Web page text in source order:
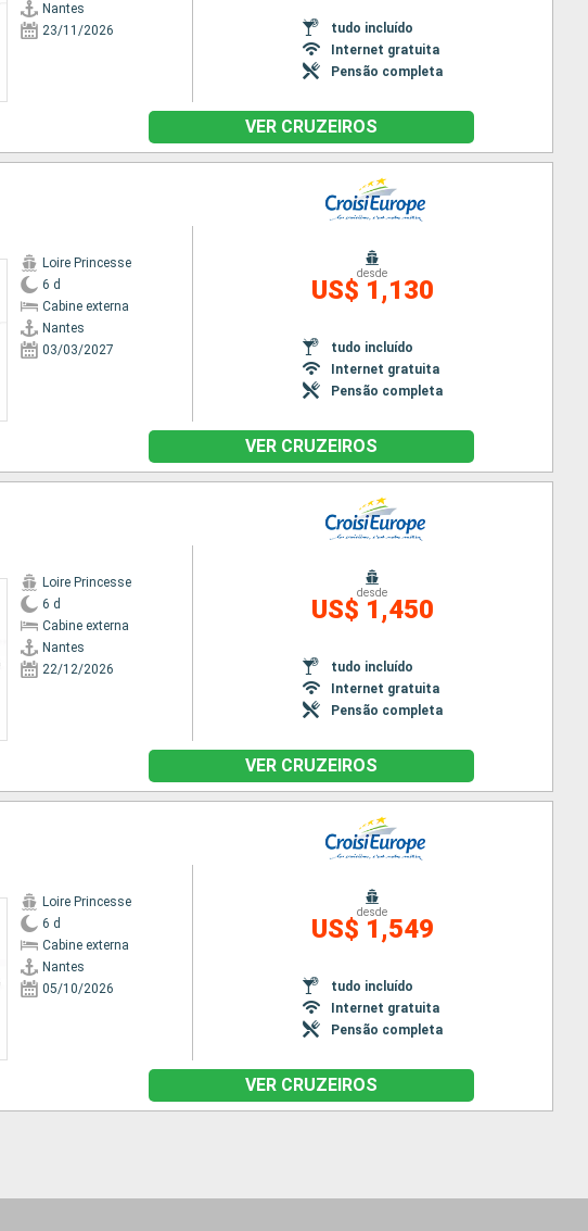
Nantes
23/11/2026
tudo incluído
Internet gratuita
Pensão completa
VER CRUZEIROS
Loire Princesse
6 d
Cabine externa
Nantes
03/03/2027
desde
US$ 1,130
tudo incluído
Internet gratuita
Pensão completa
VER CRUZEIROS
Loire Princesse
6 d
Cabine externa
Nantes
22/12/2026
desde
US$ 1,450
tudo incluído
Internet gratuita
Pensão completa
VER CRUZEIROS
Loire Princesse
6 d
Cabine externa
Nantes
05/10/2026
desde
US$ 1,549
tudo incluído
Internet gratuita
Pensão completa
VER CRUZEIROS